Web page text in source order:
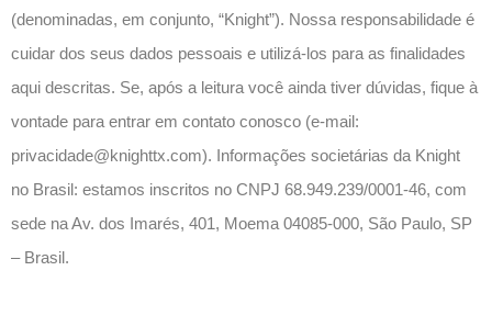
(denominadas, em conjunto, “Knight”). Nossa responsabilidade é
cuidar dos seus dados pessoais e utilizá-los para as finalidades
aqui descritas. Se, após a leitura você ainda tiver dúvidas, fique à
vontade para entrar em contato conosco (e-mail:
privacidade@knighttx.com). Informações societárias da Knight
no Brasil: estamos inscritos no CNPJ 68.949.239/0001-46, com
sede na Av. dos Imarés, 401, Moema 04085-000, São Paulo, SP
– Brasil.